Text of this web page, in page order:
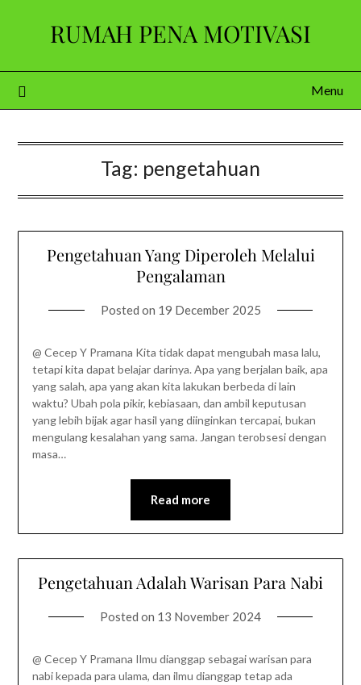
RUMAH PENA MOTIVASI
Menu
Tag: pengetahuan
Pengetahuan Yang Diperoleh Melalui
Pengalaman
Posted on 19 December 2025
@ Cecep Y Pramana Kita tidak dapat mengubah masa lalu,
tetapi kita dapat belajar darinya. Apa yang berjalan baik, apa
yang salah, apa yang akan kita lakukan berbeda di lain
waktu? Ubah pola pikir, kebiasaan, dan ambil keputusan
yang lebih bijak agar hasil yang diinginkan tercapai, bukan
mengulang kesalahan yang sama. Jangan terobsesi dengan
masa…
Read more
Pengetahuan Adalah Warisan Para Nabi
Posted on 13 November 2024
@ Cecep Y Pramana Ilmu dianggap sebagai warisan para
nabi kepada para ulama, dan ilmu dianggap tetap ada